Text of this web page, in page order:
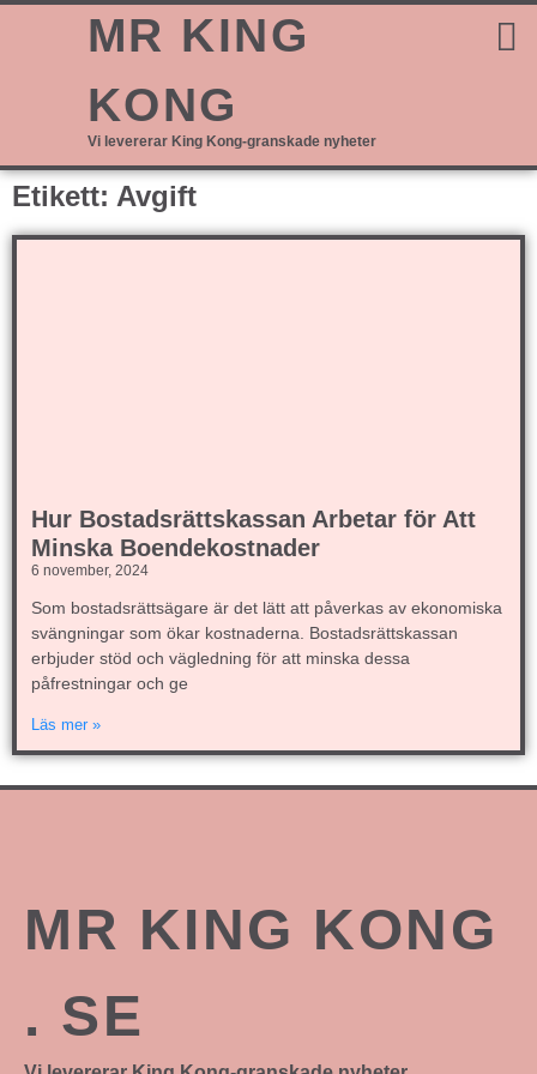
MR KING
KONG
Vi levererar King Kong-granskade nyheter
Etikett: Avgift
Hur Bostadsrättskassan Arbetar för Att
Minska Boendekostnader
6 november, 2024
Som bostadsrättsägare är det lätt att påverkas av ekonomiska
svängningar som ökar kostnaderna. Bostadsrättskassan
erbjuder stöd och vägledning för att minska dessa
påfrestningar och ge
Läs mer »
MR KING KONG
. SE